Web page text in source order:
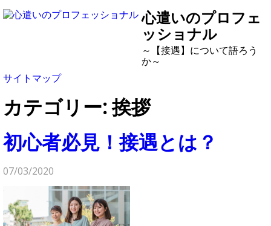
心遣いのプロフェ
ッショナル
～【接遇】について語ろう
か～
サイトマップ
カテゴリー:挨拶
初心者必見！接遇とは？
07/03/2020